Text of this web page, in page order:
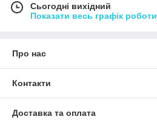
Сьогодні вихідний
Показати весь графік роботи
Про нас
Контакти
Доставка та оплата